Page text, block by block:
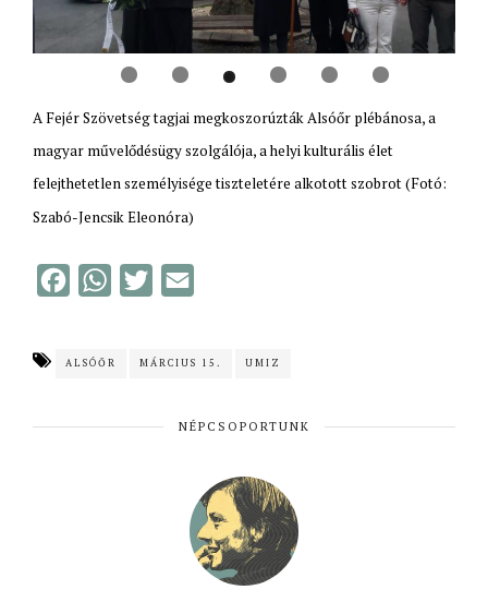
A Fejér Szövetség tagjai megkoszorúzták Alsóőr plébánosa, a
magyar művelődésügy szolgálója, a helyi kulturális élet
felejthetetlen személyisége tiszteletére alkotott szobrot (Fotó:
Szabó-Jencsik Eleonóra)
W
ALSÓŐR MÁRCIUS 15. UMIZ
NÉPCSOPORTUNK